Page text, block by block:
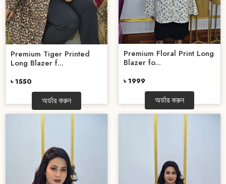
Premium Tiger Printed
Long Blazer f...
৳ 1550
অর্ডার করুন
Premium Floral Print Long
Blazer fo...
৳ 1999
অর্ডার করুন